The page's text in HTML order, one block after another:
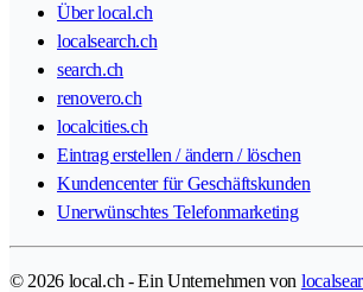
Über local.ch
localsearch.ch
search.ch
renovero.ch
localcities.ch
Eintrag erstellen / ändern / löschen
Kundencenter für Geschäftskunden
Unerwünschtes Telefonmarketing
© 2026 local.ch - Ein Unternehmen von